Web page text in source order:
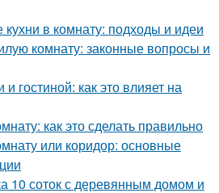
в комнату: подходы и идеи
комнату: законные вопросы и
гостиной: как это влияет на
как это сделать правильно
или коридор: основные
10 соток с деревянным домом и